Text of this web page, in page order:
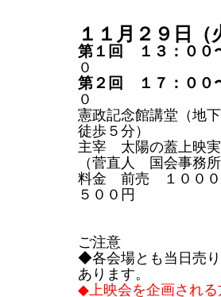
１１月２９日（
第１回 １３：００
０
第２回 １７：００
０
憲政記念館講堂（地
徒歩５分）
主宰 太陽の蓋上映
（菅直人 国会事務
料金 前売 １００
５００円
ご注意
◆各会場とも当日売
あります。
◆上映会を企画され